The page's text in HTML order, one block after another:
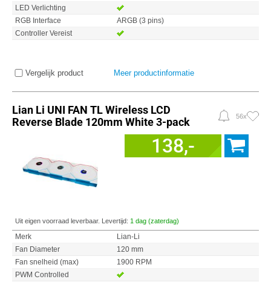
LED Verlichting
RGB Interface
ARGB (3 pins)
Controller Vereist
Vergelijk product Meer productinformatie
Lian Li UNI FAN TL Wireless LCD
Reverse Blade 120mm White 3-pack
56x
138,-
Uit eigen voorraad leverbaar. Levertijd: 1 dag (zaterdag)
Merk
Lian-Li
Fan Diameter
120 mm
Fan snelheid (max)
1900 RPM
PWM Controlled